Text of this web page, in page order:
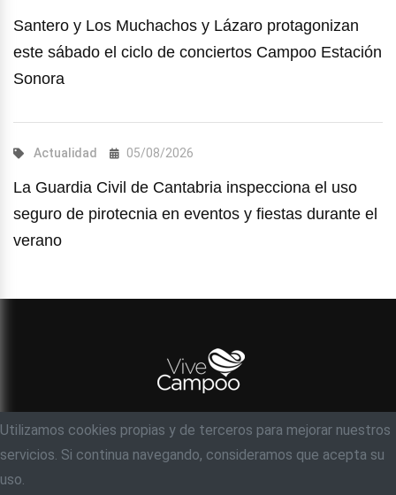
Utilizamos cookies propias y de terceros para mejorar nuestros
servicios. Si continua navegando, consideramos que acepta su
uso.
Santero y Los Muchachos y Lázaro protagonizan
este sábado el ciclo de conciertos Campoo Estación
Sonora
Actualidad 05/08/2026
La Guardia Civil de Cantabria inspecciona el uso
seguro de pirotecnia en eventos y fiestas durante el
verano
© Objetivo 35 milímetros, S.C
Acerca de Contacto Ayuda
Aviso legal